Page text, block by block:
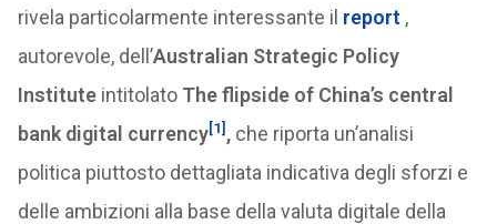
rivela particolarmente interessante il report ,
autorevole, dell’Australian Strategic Policy
Institute intitolato The flipside of China’s central
bank digital currency[1] , che riporta un’analisi
politica piuttosto dettagliata indicativa degli sforzi e
delle ambizioni alla base della valuta digitale della